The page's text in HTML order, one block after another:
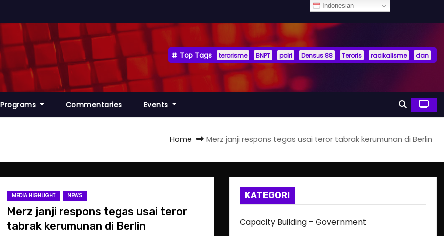
Top Tags terorisme BNPT polri Densus 88 Teroris radikalisme dan
Programs Commentaries Events
Home Merz janji respons tegas usai teror tabrak kerumunan di Berlin
MEDIA HIGHLIGHT NEWS
Merz janji respons tegas usai teror
tabrak kerumunan di Berlin
KATEGORI
Capacity Building – Government
Indonesian